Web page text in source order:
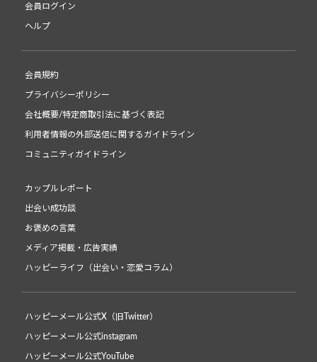
会員ログイン
ヘルプ
会員規約
プライバシーポリシー
会社概要/特定商取引法に基づく表記
利用者情報の外部送信に関するガイドライン
コミュニティガイドライン
カップルレポート
出会い成功談
お褒めの言葉
メディア掲載・広告実績
ハッピーライフ（出会い・恋愛コラム）
ハッピーメール公式X（旧Twitter）
ハッピーメール公式instagram
ハッピーメール公式YouTube